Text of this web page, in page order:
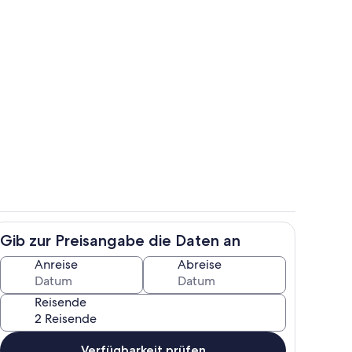
Eingang der Fewo mit Abendterrasse
Gib zur Preisangabe die Daten an
Anreise Abreise
Reisende